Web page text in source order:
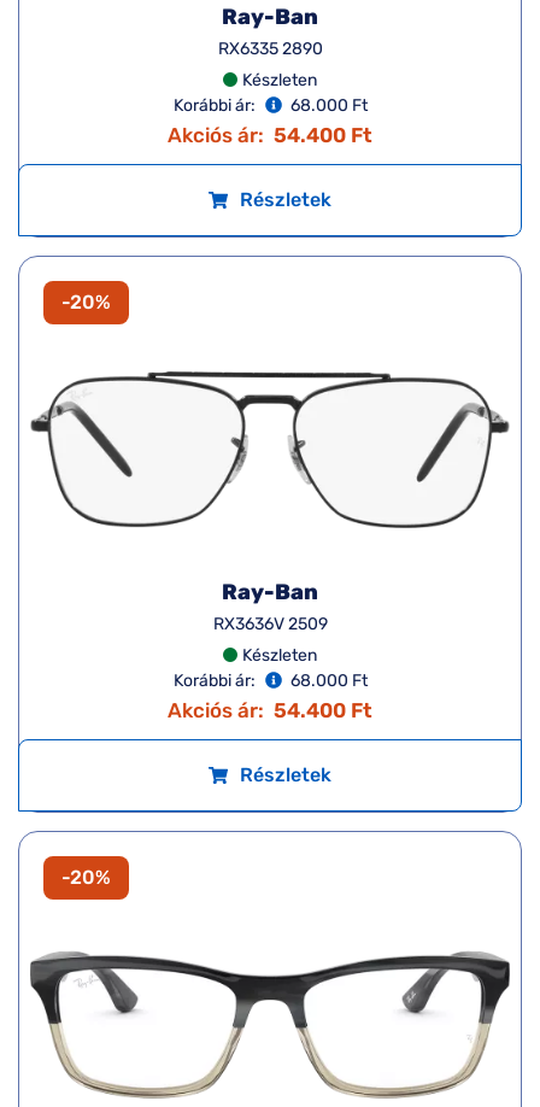
Ray-Ban
RX6335 2890
Készleten
Korábbi ár:
68.000 Ft
Akciós ár: 54.400 Ft
Részletek
-20%
Ray-Ban
RX3636V 2509
Készleten
Korábbi ár:
68.000 Ft
Akciós ár: 54.400 Ft
Részletek
-20%